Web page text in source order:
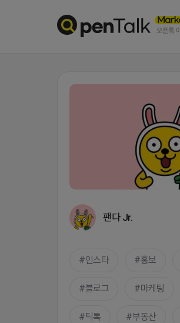
팬다 Jr.
인스타 홍보
블로그 마케팅
틱톡 부동산